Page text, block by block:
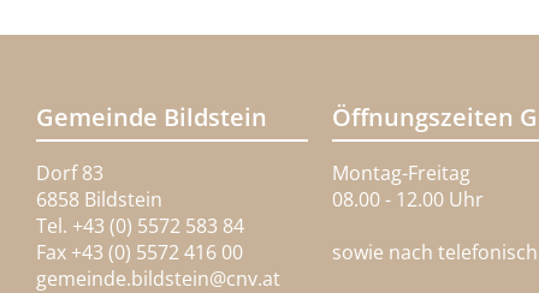
Gemeinde Bildstein
Dorf 83
6858 Bildstein
Tel. +43 (0) 5572 583 84
Fax +43 (0) 5572 416 00
gemeinde.bildstein@cnv.at
Öffnungszeiten
Montag-Freitag
08.00 - 12.00 Uhr
sowie nach